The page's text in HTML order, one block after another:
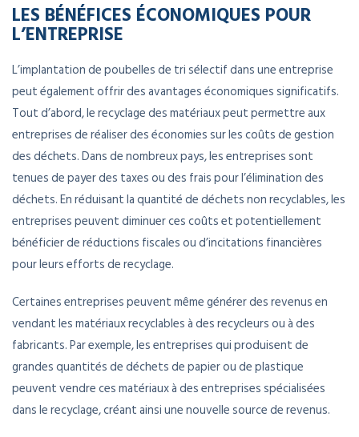
LES BÉNÉFICES ÉCONOMIQUES POUR
L’ENTREPRISE
L’implantation de poubelles de tri sélectif dans une entreprise
peut également offrir des avantages économiques significatifs.
Tout d’abord, le recyclage des matériaux peut permettre aux
entreprises de réaliser des économies sur les coûts de gestion
des déchets. Dans de nombreux pays, les entreprises sont
tenues de payer des taxes ou des frais pour l’élimination des
déchets. En réduisant la quantité de déchets non recyclables, les
entreprises peuvent diminuer ces coûts et potentiellement
bénéficier de réductions fiscales ou d’incitations financières
pour leurs efforts de recyclage.
Certaines entreprises peuvent même générer des revenus en
vendant les matériaux recyclables à des recycleurs ou à des
fabricants. Par exemple, les entreprises qui produisent de
grandes quantités de déchets de papier ou de plastique
peuvent vendre ces matériaux à des entreprises spécialisées
dans le recyclage, créant ainsi une nouvelle source de revenus.